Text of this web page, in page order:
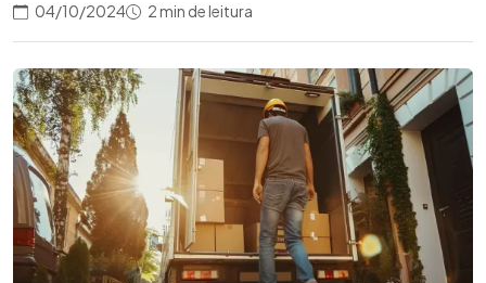
04/10/2024 2 min de leitura